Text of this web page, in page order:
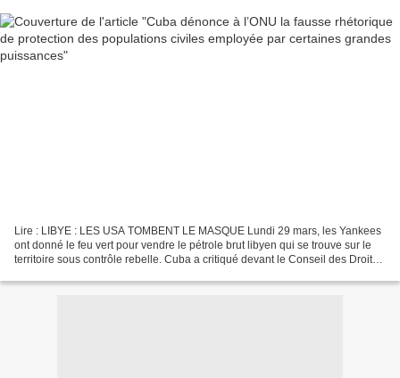
Lire : LIBYE : LES USA TOMBENT LE MASQUE Lundi 29 mars, les Yankees
ont donné le feu vert pour vendre le pétrole brut libyen qui se trouve sur le
territoire sous contrôle rebelle. Cuba a critiqué devant le Conseil des Droits